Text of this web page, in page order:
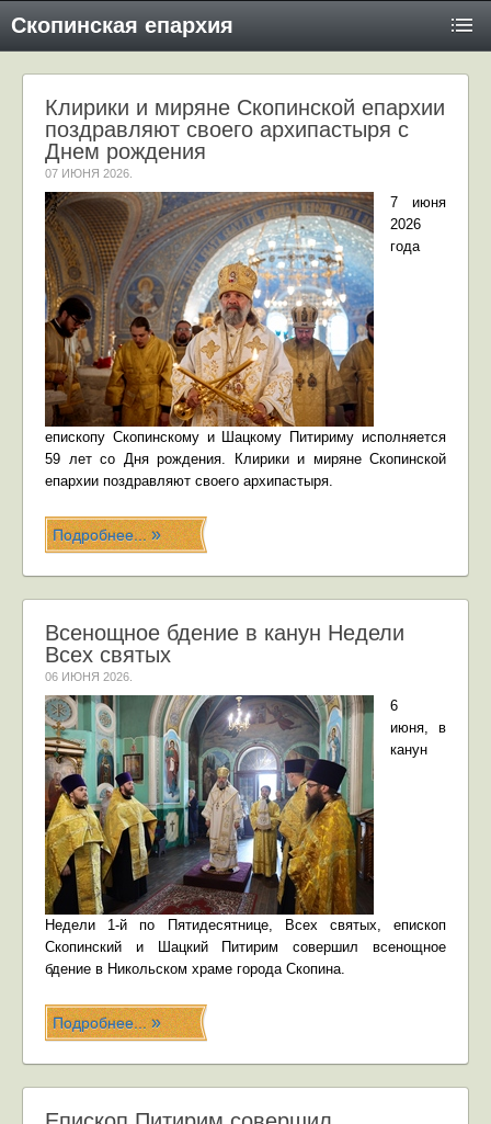
Скопинская епархия
Клирики и миряне Скопинской епархии
поздравляют своего архипастыря с
Днем рождения
07 ИЮНЯ 2026
7 июня
2026
года
епископу Скопинскому и Шацкому Питириму исполняется
59 лет со Дня рождения. Клирики и миряне Скопинской
епархии поздравляют своего архипастыря.
Подробнее...
Всенощное бдение в канун Недели
Всех святых
06 ИЮНЯ 2026
6
июня, в
канун
Недели 1-й по Пятидесятнице, Всех святых, епископ
Скопинский и Шацкий Питирим совершил всенощное
бдение в Никольском храме города Скопина.
Подробнее...